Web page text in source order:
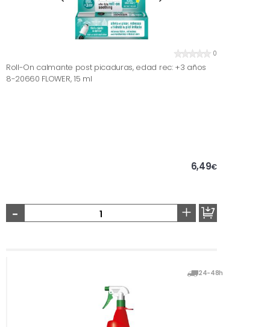
0
Roll-On calmante post picaduras, edad rec: +3 años
8-20660 FLOWER, 15 ml
6,49€
- +
24-48h